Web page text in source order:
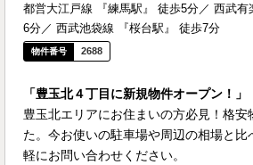
都営大江戸線 『練馬駅』 徒歩5分／ 西武
6分／ 西武池袋線 『桜台駅』 徒歩7分
2688
「豊玉北４丁目に新規物件オープン！」
豊玉北エリアにお住まいの方必見！格安
た。今お使いの駐車場や周辺の相場と
軽にお問い合わせください。